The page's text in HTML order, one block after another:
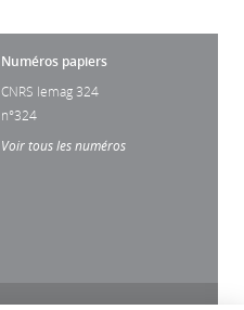
Numéros papiers
CNRS lemag 324
n°324
Voir tous les numéros